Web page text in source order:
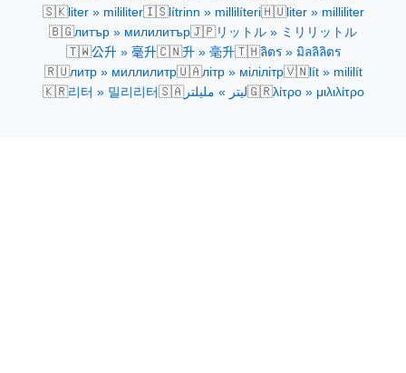
🇸🇰liter » mililiter🇮🇸lítrinn » millilíteri🇭🇺liter » milliliter
🇧🇬литър » милилитър🇯🇵リットル » ミリリットル
🇹🇼公升 » 毫升🇨🇳升 » 毫升🇹🇭ลิตร » มิลลิลิตร
🇷🇺литр » миллилитр🇺🇦літр » мілілітр🇻🇳lít » mililít
🇰🇷리터 » 밀리리터 🇸🇦ليتر » مليلتر🇬🇷λίτρο » μιλιλίτρο